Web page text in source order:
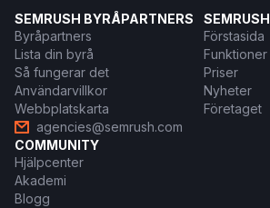
SEMRUSH BYRÅPARTNERS
Byråpartners
Lista din byrå
Så fungerar det
Användarvillkor
Webbplatskarta
agencies@semrush.com
SEMRUSH
Förstasida
Funktioner
Priser
Nyheter
Företaget
COMMUNITY
Hjälpcenter
Akademi
Blogg